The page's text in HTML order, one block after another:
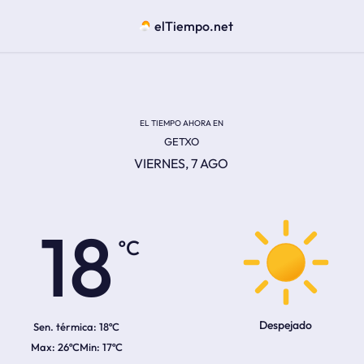
elTiempo.net
EL TIEMPO AHORA EN
GETXO
VIERNES, 7 AGO
18
Sen. térmica: 18ºC
26ºC 17ºC
Despejado